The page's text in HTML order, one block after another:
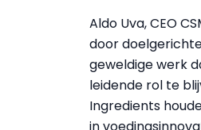
Aldo Uva, CEO
door
geweldige werk
leidende rol te
Ingredients
in